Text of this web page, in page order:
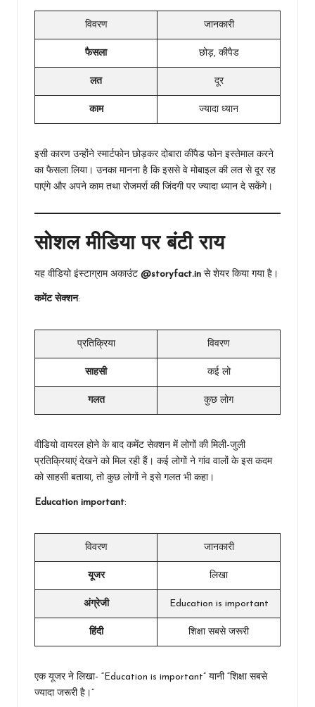
विवरण जानकारी
फैसला छोड़, कीपैड
लत दूर
काम ज्यादा ध्यान
इसी कारण उन्होंने स्मार्टफोन छोड़कर दोबारा कीपैड फोन इस्तेमाल करने
का फैसला लिया। उनका मानना है कि इससे वे मोबाइल की लत से दूर रह
पाएंगे और अपने काम तथा रोजमर्रा की जिंदगी पर ज्यादा ध्यान दे सकेंगे।
सोशल मीडिया पर बंटी राय
यह वीडियो इंस्टाग्राम अकाउंट @storyfact.in से शेयर किया गया है।
कमेंट सेक्शन:
प्रतिक्रिया विवरण
साहसी कई लो
गलत कुछ लोग
वीडियो वायरल होने के बाद कमेंट सेक्शन में लोगों की मिली-जुली
प्रतिक्रियाएं देखने को मिल रही हैं। कई लोगों ने गांव वालों के इस कदम
को साहसी बताया, तो कुछ लोगों ने इसे गलत भी कहा।
Education important:
विवरण जानकारी
यूजर लिखा
अंग्रेजी Education is important
हिंदी शिक्षा सबसे जरूरी
एक यूजर ने लिखा- “Education is important” यानी “शिक्षा सबसे
ज्यादा जरूरी है।”